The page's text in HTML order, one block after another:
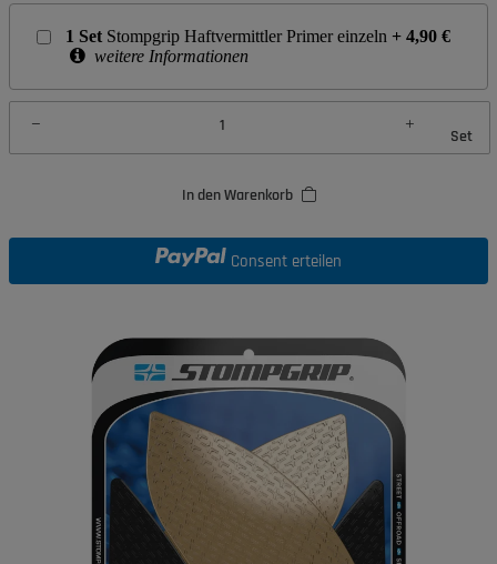
1 Set Stompgrip Haftvermittler Primer einzeln + 4,90 €
weitere Informationen
Set
In den Warenkorb
Consent erteilen